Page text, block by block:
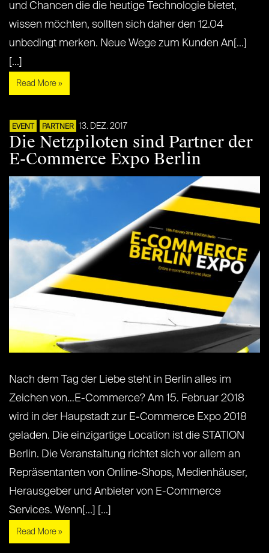
und Chancen die die heutige Technologie bietet,
wissen möchten, sollten sich daher den 12.04
unbedingt merken. Neue Wege zum Kunden An[...]
[...]
Read More »
EVENT PARTNER 13. DEZ. 2017
Die Netzpiloten sind Partner der
E-Commerce Expo Berlin
Nach dem Tag der Liebe steht in Berlin alles im
Zeichen von…E-Commerce? Am 15. Februar 2018
wird in der Haupstadt zur E-Commerce Expo 2018
geladen. Die einzigartige Location ist die STATION
Berlin. Die Veranstaltung richtet sich vor allem an
Repräsentanten von Online-Shops, Medienhäuser,
Herausgeber und Anbieter von E-Commerce
Services. Wenn[...] [...]
Read More »